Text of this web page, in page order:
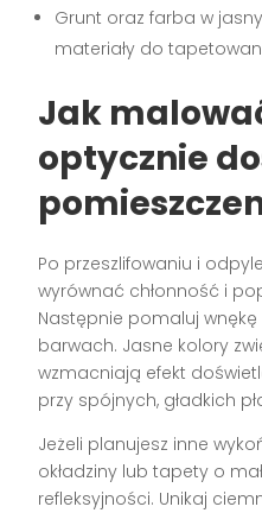
Grunt oraz farba w
materiały do
Jak
optycznie
Po przeszlifowaniu i
wyrównać chłonność i
Następnie pomaluj
barwach. Jasne kolory
wzmacniają efekt
przy spójnych, gładkich
Jeżeli planujesz inne
okładziny lub tapety o
refleksyjności. Unikaj